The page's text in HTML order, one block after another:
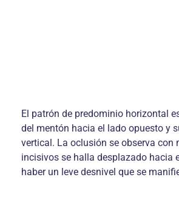
El patrón de predominio horizontal
del mentón hacia el lado opuesto y
vertical. La oclusión se observa con
incisivos se halla desplazado hacia
haber un leve desnivel que se